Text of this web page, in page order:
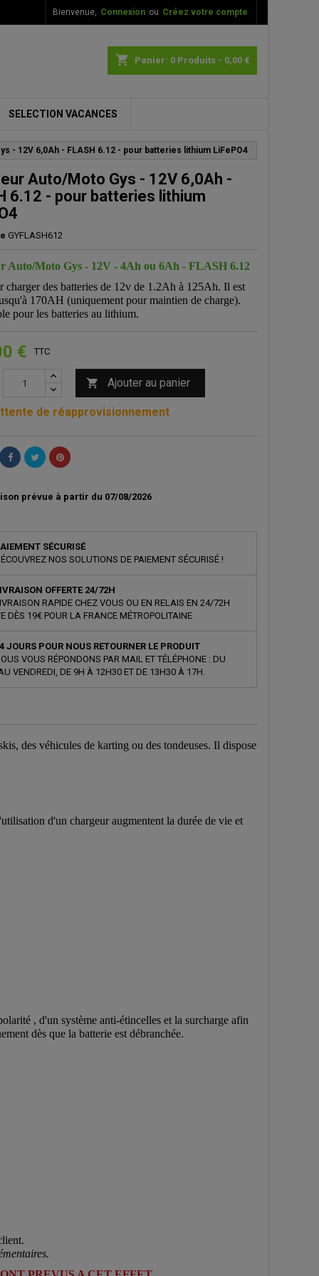
Bienvenue, Connexion ou Créez votre compte
shopping_cart Panier: 0 Produits - 0,00 €
SELECTION VACANCES
- 12V 6,0Ah - FLASH 6.12 - pour batteries lithium LiFePO4
Auto/Moto Gys - 12V 6,0Ah -
6.12 - pour batteries lithium
GYFLASH612
Auto/Moto Gys - 12V - 4Ah ou 6Ah - FLASH 6.12
charger des batteries de 12v de 1.2Ah à 125Ah. Il est
170AH (uniquement pour maintien de charge).
pour les batteries au lithium.
€ TTC
 Ajouter au panier
de réapprovisionnement
prévue à partir du 07/08/2026
SÉCURISÉ
NOS SOLUTIONS DE PAIEMENT SÉCURISÉ !
OFFERTE 24/72H
RAPIDE CHEZ VOUS OU EN RELAIS EN 24/72H
DÈS 19€ POUR LA FRANCE MÉTROPOLITAINE
JOURS POUR NOUS RETOURNER LE PRODUIT
VOUS RÉPONDONS PAR MAIL ET TÉLÉPHONE : DU
VENDREDI, DE 9H À 12H30 ET DE 13H30 À 17H.
des véhicules de karting ou des tondeuses. Il dispose
d'un chargeur augmentent la durée de vie et
, d'un système anti-étincelles et la surcharge afin
dès que la batterie est débranchée.